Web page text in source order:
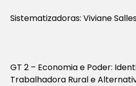
Sistematizadoras: Viviane
GT 2 – Economia e Poder:
Trabalhadora Rural e